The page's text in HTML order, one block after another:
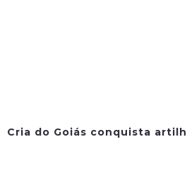
Cria do Goiás conquista